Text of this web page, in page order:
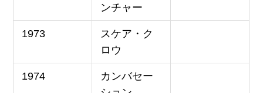
ンチャー
1973
スケア・ク
ロウ
1974
カンバセー